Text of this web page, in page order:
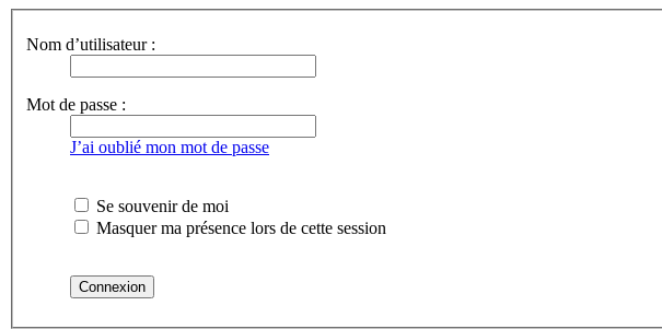
Nom d’utilisateur :
Mot de passe :
J’ai oublié mon mot de passe
Se souvenir de moi
Masquer ma présence lors de cette session